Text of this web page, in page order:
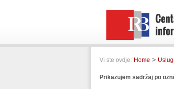
Vi ste ovdje: Home >
Prikazujem sadržaj po